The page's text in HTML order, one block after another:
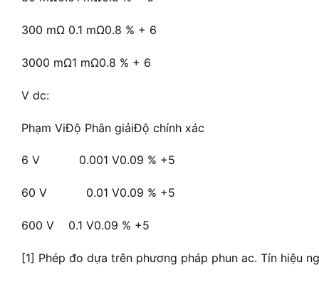
300 mΩ 0.1 mΩ0.8 % + 6
3000 mΩ1 mΩ0.8 % + 6
V dc:
Phạm ViĐộ Phân giảiĐộ chính xác
6 V 0.001 V0.09 % +5
60 V 0.01 V0.09 % +5
600 V 0.1 V0.09 % +5
[1] Phép đo dựa trên phương pháp phun ac. Tín hiệu